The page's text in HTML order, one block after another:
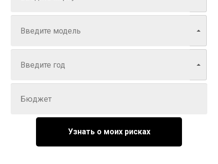
Узнать о моих рисках